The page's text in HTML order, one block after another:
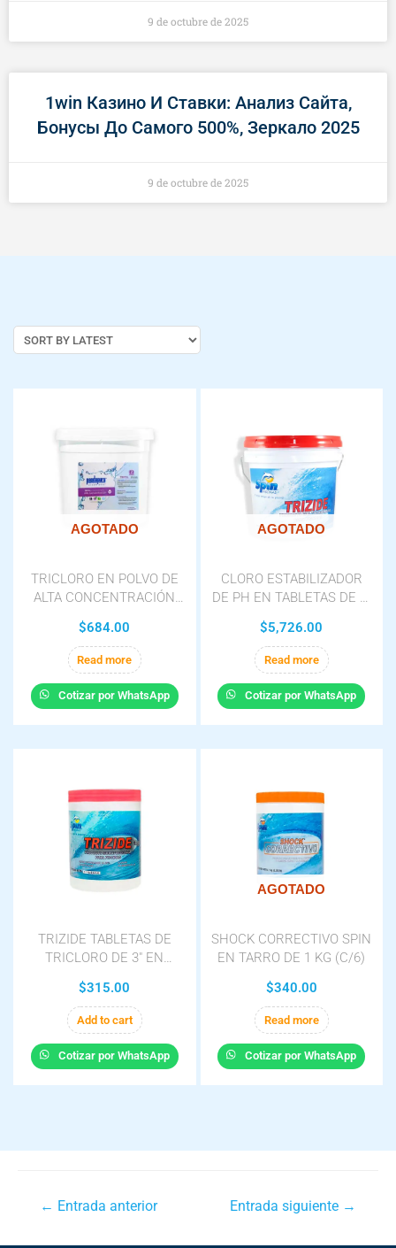
9 de octubre de 2025
1win Казино И Ставки: Анализ Сайта,
Бонусы До Самого 500%, Зеркало 2025
9 de octubre de 2025
AGOTADO
TRICLORO EN POLVO DE
ALTA CONCENTRACIÓN
CUBETA DE 4 KG
$684.00
Read more
Cotizar por WhatsApp
AGOTADO
CLORO ESTABILIZADOR
DE PH EN TABLETAS DE 3″
DE 8 KG
$5,726.00
Read more
Cotizar por WhatsApp
TRIZIDE TABLETAS DE
TRICLORO DE 3″ EN
$315.00
Add to cart
Cotizar por WhatsApp
AGOTADO
SHOCK CORRECTIVO SPIN
EN TARRO DE 1 KG (C/6)
$340.00
Read more
Cotizar por WhatsApp
← Entrada anterior Entrada siguiente →